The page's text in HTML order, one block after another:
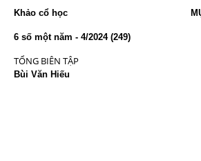
Khảo cổ học
6 số một năm - 4/2024 (249)
TỔNG BIÊN TẬP
Bùi Văn Hiếu